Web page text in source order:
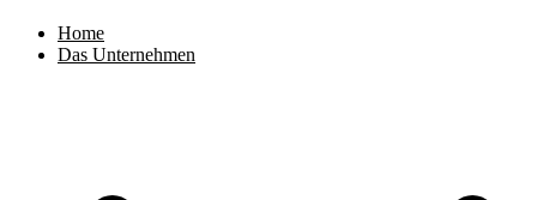
Home
Das Unternehmen